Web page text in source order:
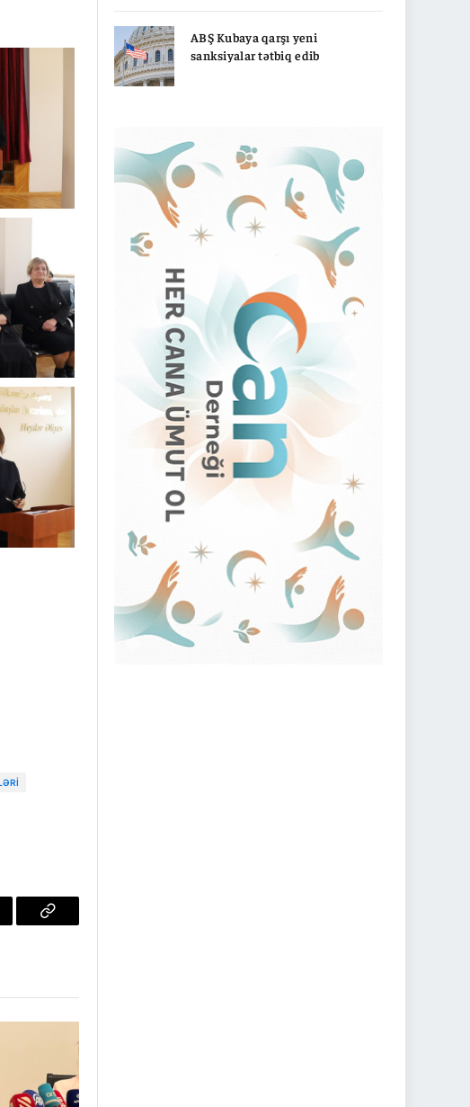
Copy
ABŞ Kubaya qarşı yeni
sanksiyalar tətbiq edib